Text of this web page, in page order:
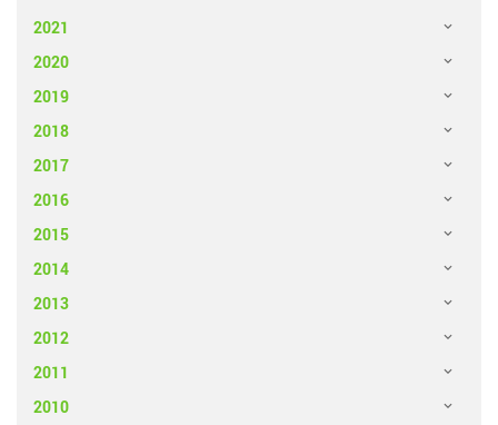
2021
2020
2019
2018
2017
2016
2015
2014
2013
2012
2011
2010